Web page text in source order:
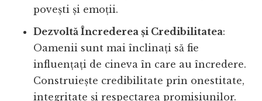
povești și emoții.
Dezvoltă Încrederea și Credibilitatea:
Oamenii sunt mai înclinați să fie
influențați de cineva în care au încredere.
Construiește credibilitate prin onestitate,
integritate și respectarea promisiunilor.